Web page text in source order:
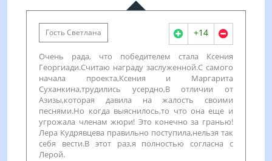
Гость Светлана +14
Очень рада, что победителем стала Ксения
Георгиади.Считаю награду заслуженной.С самого
начала проекта,Ксения и Маргарита
Суханкина,трудились усердно,В отличии от
Азизы,которая давила на жалость своими
песнями.Но когда выяснилось,то что она еще и
угрожала членам жюри! Это конечно за гранью!
Лера Кудрявцева правильно поступила,нельзя так
себя вести.В этот раз,я полностью согласна с
Лерой.